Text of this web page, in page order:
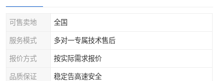
可售卖地 全国
服务模式 多对一专属技术售后
报价方式 按实际需求报价
品质保证 稳定告高速安全